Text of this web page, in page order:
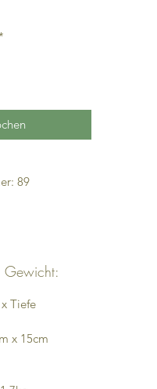
variieren und somit vom
89
Gewicht:
Tiefe
x 15cm